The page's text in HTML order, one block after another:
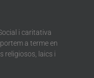
i caritativa
a terme en
religiosos, laics i